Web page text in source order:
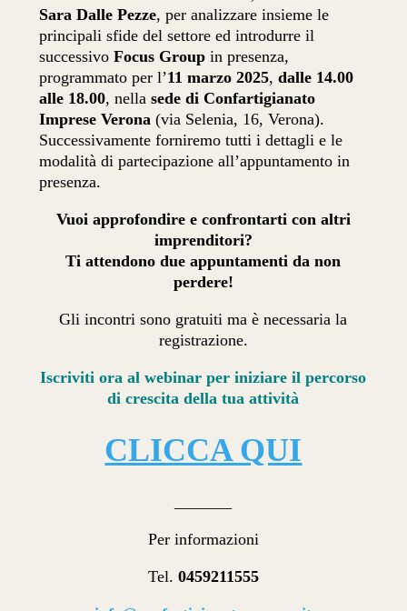
Sara Dalle Pezze, per analizzare insieme le
principali sfide del settore ed introdurre il
successivoFocus Group in presenza,
programmato per l’11 marzo 2025,dalle 14.00
alle 18.00, nellasede di Confartigianato
Imprese Verona (via Selenia, 16, Verona).
Successivamente forniremo tutti i dettagli e le
modalità di partecipazione all’appuntamento in
presenza.
Vuoi approfondire e confrontarti con altri
imprenditori?
Ti attendono due appuntamenti da non
perdere!
Gli incontri sono gratuiti ma è necessaria la
registrazione.
Iscriviti ora al webinar per iniziare il percorso
di crescita della tua attività
CLICCA QUI
Per informazioni
Tel. 0459211555